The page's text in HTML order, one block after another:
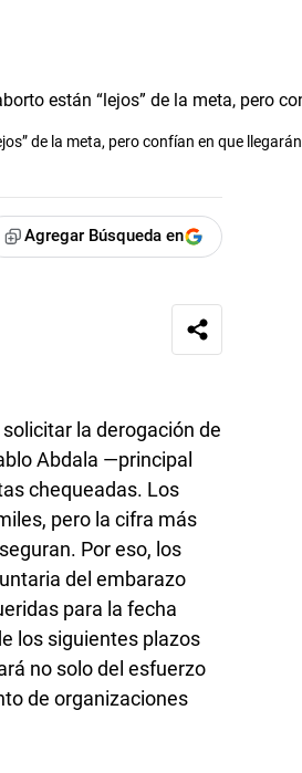
de la meta, pero confían en que llegarán
Agregar Búsqueda en
la derogación de
Abdala —principal
chequeadas. Los
pero la cifra más
Por eso, los
del embarazo
para la fecha
los siguientes plazos
no solo del esfuerzo
de organizaciones